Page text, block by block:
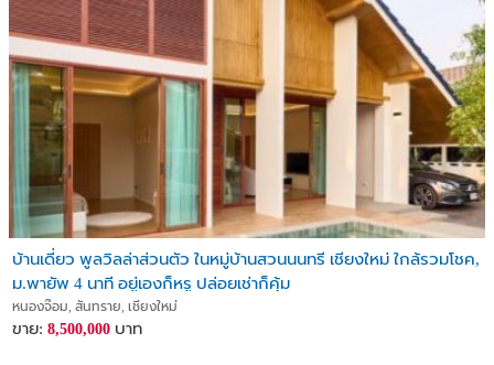
🏫 Tonkla 国际学校
🏫 NIS 学校
🏫 西北大学
🏌️ M Sport 高尔夫俱乐部
🛍️ Pu Doi 市场
🛍️ MEECHOK and Ruamchok 市场
🛍️ Sam yaek 市场
🛍️ Central festival 中央商场
🏥 曼谷医院
🛍️ Makro 批发商场
🏌️ Meajo Golf Club
Google map: Google map:
https://maps.app.goo.gl/RXjC3rppEMDM8Jvm8
บ้านเดี่ยว พูลวิลล่าส่วนตัว ในหมู่บ้านสวนนนทรี เชียงใหม่ ใกล้รวมโชค,
ม.พายัพ 4 นาที อยู่เองก็หรู ปล่อยเช่าก็คุ้ม
หนองจ๊อม, สันทราย, เชียงใหม่
ขาย: 8,500,000 บาท